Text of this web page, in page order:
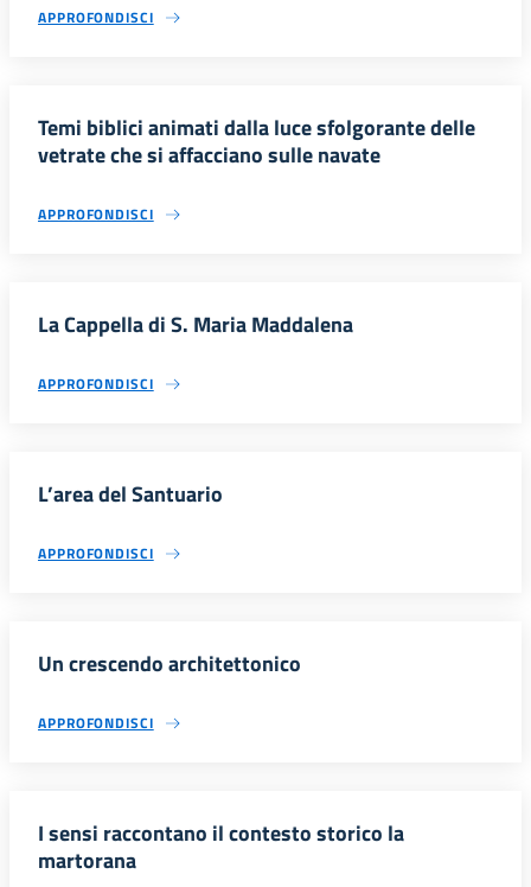
APPROFONDISCI
Temi biblici animati dalla luce sfolgorante delle
vetrate che si affacciano sulle navate
APPROFONDISCI
La Cappella di S. Maria Maddalena
APPROFONDISCI
L’area del Santuario
APPROFONDISCI
Un crescendo architettonico
APPROFONDISCI
I sensi raccontano il contesto storico la
martorana